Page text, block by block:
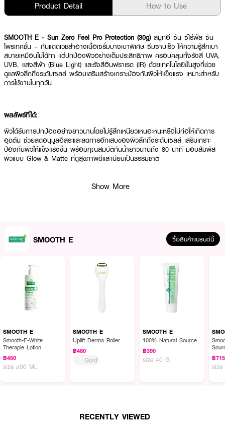
Product Detail How to Use
SMOOTH E - Sun Zero Feel Pro Protection (30g) สมูทอี ซัน ซีโร่ฟีล ซัน
โพรเทคชั่น – กันแดดเวชสำอางเนื้อเซรั่มบางเบาพิเศษ ซึมซาบเร็ว ให้ความรู้สึกเบา
สบายเหมือนไม่ได้ทา แต่ปกป้องผิวอย่างเต็มประสิทธิภาพ ครอบคลุมทั้งรังสี UVA,
UVB, แสงสีฟ้า (Blue Light) และรังสีอินฟราเรด (IR) ด้วยเทคโนโลยีขั้นสูงที่ช่วย
ดูแลผิวลึกถึงระดับเซลล์ พร้อมเสริมสร้างเกราะป้องกันผิวให้แข็งแรง เหมาะสำหรับ
การใช้งานในทุกวัน
ผลลัพธ์ที่ได้:
ผิวได้รับการปกป้องอย่างยาวนานโดยไม่รู้สึกเหนียวเหนอะหนะหรือไม่ก่อให้เกิดการ
อุดตัน ช่วยลดอนุมูลอิสระและลดการอักเสบของผิวลึกถึงระดับเซลล์ เสริมเกราะ
ป้องกันผิวให้แข็งแรงขึ้น พร้อมคุณสมบัติกันน้ำยาวนานถึง 80 นาที มอบสัมผัส
ผิวแบบ Glow & Matte ที่ดูสุขภาพดีและเนียนเป็นธรรมชาติ
● SPF50+ / PA++++: ประสิทธิภาพการปกป้องผิวจากแสงแดดระดับสูงสุด
● ASTAMIND™ (Astaxanthin + Ceramide): ผสานพลังแอสตาแซนธินและเซรา
ไมด์ เพื่อลดอนุมูลอิสระและเสริมเกราะป้องกันผิว
● 80 MINS Water Resistant: สูตรกันน้ำได้ยาวนานถึง 80 นาที เหมาะสำหรับ
กิจกรรมกลางแจ้ง
● Ultra Light UV Serum: เนื้อสัมผัสเซรั่มบางเบาพิเศษ ไม่เหนอะหนะ ไม่ทิ้งคราบ
● Suitable for Sensitive Skin: สูตรอ่อนโยนต่อผิวบอบบางแพ้ง่ายและผ่านการ
● เลขที่ใบจดแจ้ง: 73-1-6900001996
● ปริมาณ: 30 g
● ควรทาซ้ำทุก 2 ชั่วโมงเมื่อต้องออกแดดจัดหรือทำกิจกรรมกลางแจ้งอย่างต่อ
Show More
SMOOTH E ซื้อสินค้าแบรนด์นี้
SMOOTH E
Smooth-E-White
Therapie Lotion
฿450
size 200 ML
SMOOTH E
Uplift Derma Roller
฿480
Gold
SMOOTH E
100% Natural Source
฿390
size 40 G
฿715
size
RECENTLY VIEWED